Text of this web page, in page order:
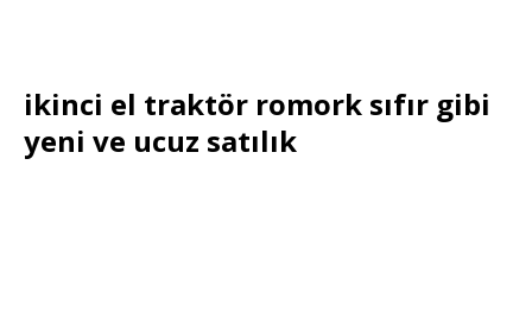
ikinci el traktör romork sıfır gibi
yeni ve ucuz satılık